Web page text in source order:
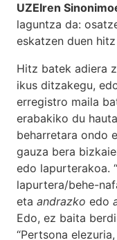
UZEIren
laguntza da:
eskatzen duen
Hitz batek adiera
ikus ditzakegu,
erregistro maila
erabakiko du
beharretara ondo
gauza bera
edo lapurterakoa.
lapurtera/behe-
eta andrazko edo
Edo, ez baita
“Pertsona